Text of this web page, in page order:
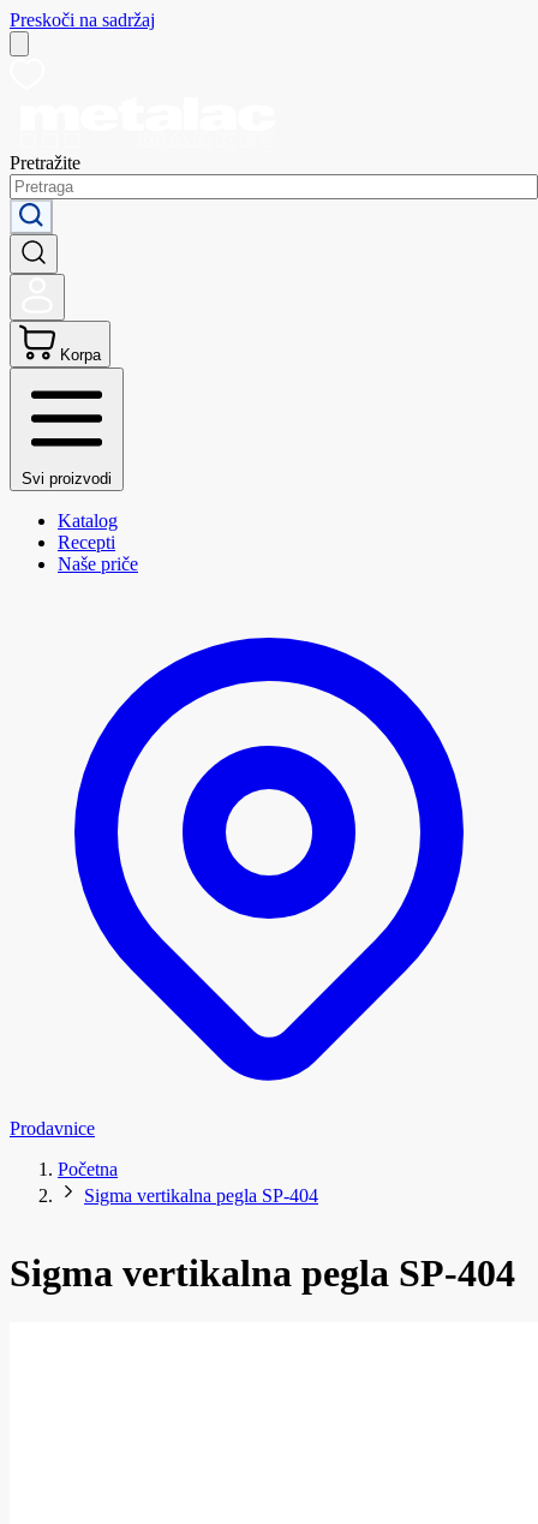
Preskoči na sadržaj
Pretražite
Korpa
Svi proizvodi
Katalog
Recepti
Naše priče
Prodavnice
Početna
Sigma vertikalna pegla SP-404
Sigma vertikalna pegla SP-404